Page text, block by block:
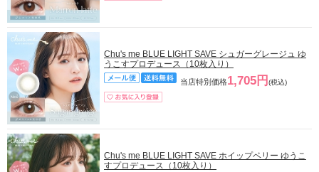
Chu's me BLUE LIGHT SAVE シュガーグレージュ ゆ
うこすプロデュース（10枚入り）
当店特別価格1,705円 (税込)
Chu's me BLUE LIGHT SAVE ホイップベリー ゆうこ
すプロデュース（10枚入り）